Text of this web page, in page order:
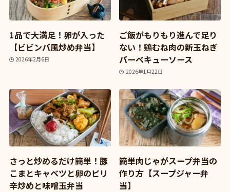
1品で大満足！卵が入った
【ビビンバ風炒め弁当】
2026年2月6日
ご飯がもりもり進んで足り
ない！鶏むね肉の新玉ねぎ
バーベキューソース
2026年1月22日
さっと炒めるだけ簡単！豚
こまとキャベツと卵のピリ
辛炒めと味噌玉弁当
簡単肉じゃがスープ弁当の
作り方【スープジャー弁
当】